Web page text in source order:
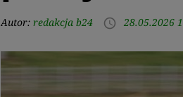
Autor: redakcja b24 access_time 28.05.2026